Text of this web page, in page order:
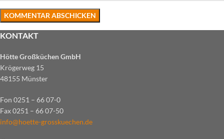
KONTAKT
Hötte Großküchen GmbH
Krögerweg 15
48155 Münster
Fon 0251 – 66 07-0
Fax 0251 – 66 07-50
info@hoette-grosskuechen.de